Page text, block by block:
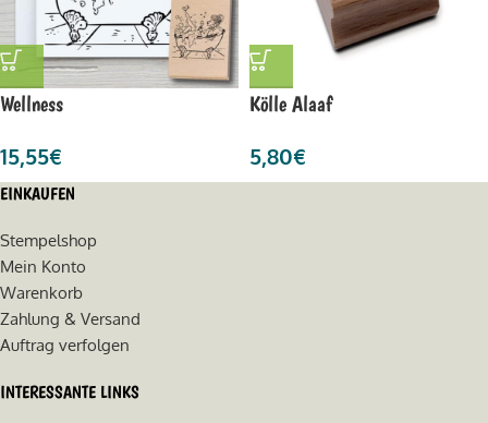
Wellness
15,55€
Kölle Alaaf
5,80€
EINKAUFEN
Stempelshop
Mein Konto
Warenkorb
Zahlung & Versand
Auftrag verfolgen
INTERESSANTE LINKS